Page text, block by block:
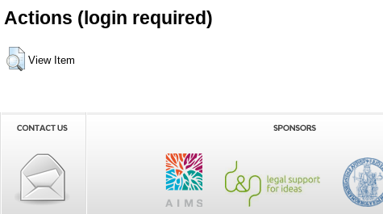
Actions (login required)
View Item